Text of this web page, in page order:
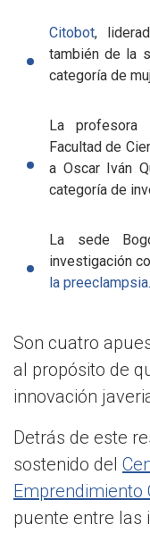
Citobot,
también de la
categoría de
La profesora
Facultad de
a Oscar Iván
categoría de
La sede
investigación
la preeclampsia.
Son cuatro
al propósito de
innovación
Detrás de este
sostenido del
Emprendimiento
puente entre las